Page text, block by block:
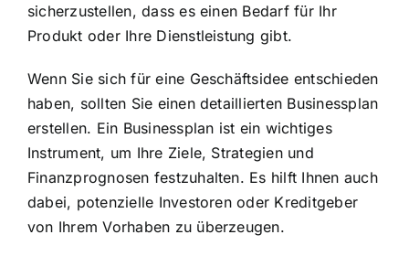
sicherzustellen, dass es einen Bedarf für Ihr
Produkt oder Ihre Dienstleistung gibt.
Wenn Sie sich für eine Geschäftsidee entschieden
haben, sollten Sie einen detaillierten Businessplan
erstellen. Ein Businessplan ist ein wichtiges
Instrument, um Ihre Ziele, Strategien und
Finanzprognosen festzuhalten. Es hilft Ihnen auch
dabei, potenzielle Investoren oder Kreditgeber
von Ihrem Vorhaben zu überzeugen.